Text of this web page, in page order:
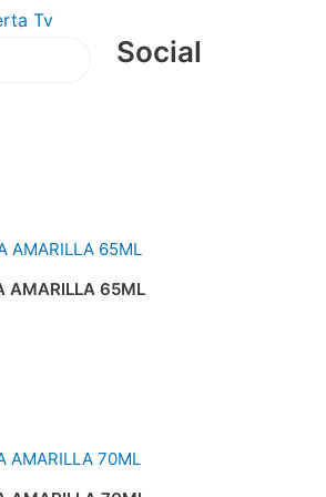
Tv
Social
AMARILLA 65ML